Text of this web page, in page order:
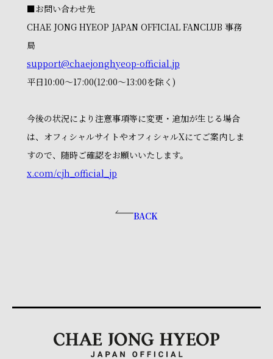
■お問い合わせ先
CHAE JONG HYEOP JAPAN OFFICIAL FANCLUB 事務
局
support@chaejonghyeop-official.jp
平日10:00～17:00(12:00～13:00を除く)
今後の状況により注意事項等に変更・追加が生じる場合
は、オフィシャルサイトやオフィシャルXにてご案内しま
すので、随時ご確認をお願いいたします。
x.com/cjh_official_jp
BACK